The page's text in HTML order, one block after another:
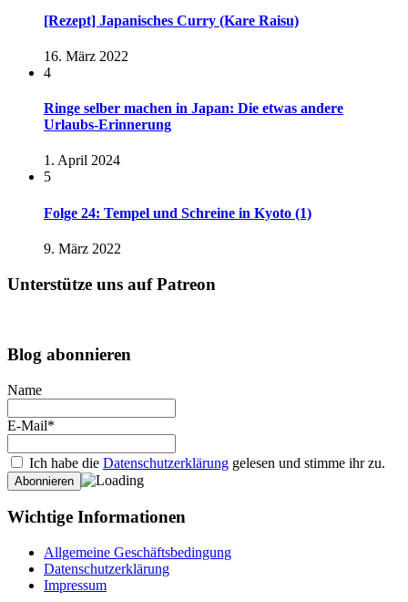
[Rezept] Japanisches Curry (Kare Raisu)
16. März 2022
4
Ringe selber machen in Japan: Die etwas andere
Urlaubs-Erinnerung
1. April 2024
5
Folge 24: Tempel und Schreine in Kyoto (1)
9. März 2022
Unterstütze uns auf Patreon
Blog abonnieren
Name
E-Mail*
Ich habe die Datenschutzerklärung gelesen und stimme ihr zu.
Wichtige Informationen
Allgemeine Geschäftsbedingung
Datenschutzerklärung
Impressum